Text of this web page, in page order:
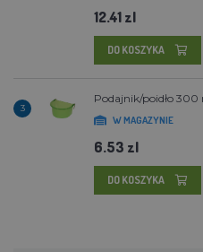
12.41 zl
DO KOSZYKA
3
Podajnik/poidło
W MAGAZYNIE
6.53 zl
DO KOSZYKA